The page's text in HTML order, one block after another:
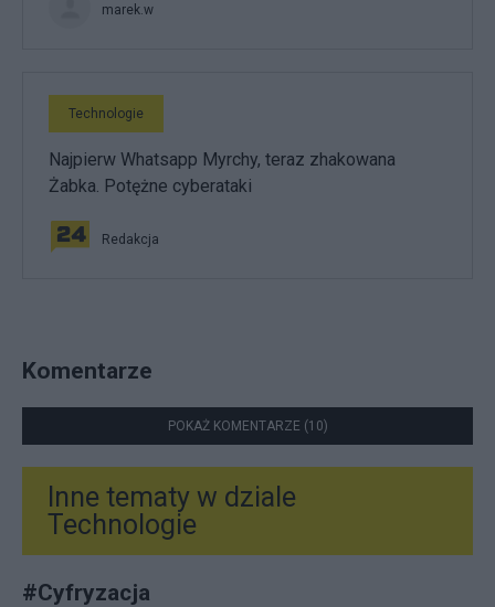
marek.w
Technologie
Najpierw Whatsapp Myrchy, teraz zhakowana
Żabka. Potężne cyberataki
Redakcja
Komentarze
POKAŻ KOMENTARZE (10)
Inne tematy w dziale
Technologie
#Cyfryzacja